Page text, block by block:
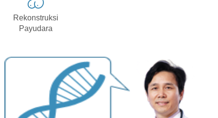
Rekonstruksi
Payudara